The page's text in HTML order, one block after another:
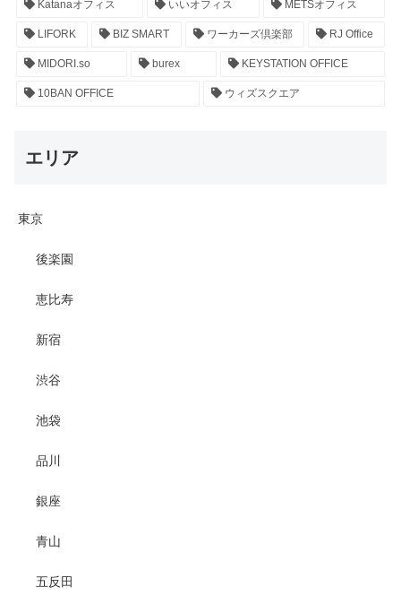
Katanaオフィス いいオフィス METSオフィス
LIFORK BIZ SMART ワーカーズ倶楽部 RJ Office
MIDORI.so burex KEYSTATION OFFICE
10BAN OFFICE ウィズスクエア
エリア
東京
後楽園
恵比寿
新宿
渋谷
池袋
品川
銀座
青山
五反田